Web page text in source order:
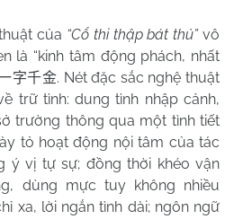
của “Cổ thi thập bát thủ”vô
là “kinh tâm động phách, nhất
字千金. Nét đặc sắc nghệ thuật
trữ tình: dung tình nhập cảnh,
trường thông qua một tình tiết
tỏ hoạt động nội tâm của tác
ý vị tự sự; đồng thời khéo vận
dùng mực tuy không nhiều
xa, lời ngắn tình dài; ngôn ngữ